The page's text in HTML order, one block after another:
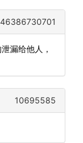
漏给他人，
10695585